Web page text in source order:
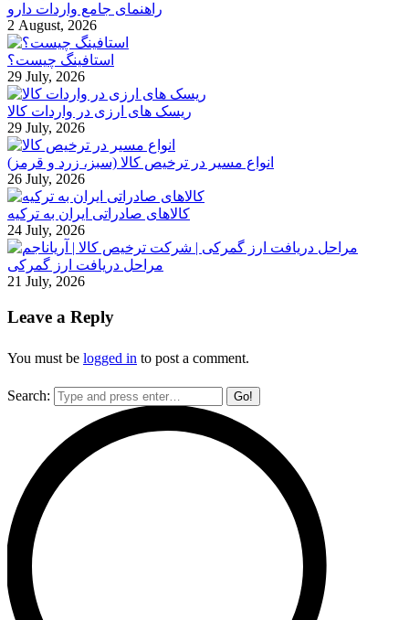
راهنمای جامع واردات دارو
2 August, 2026
استافینگ چیست؟
29 July, 2026
ریسک های ارزی در واردات کالا
29 July, 2026
انواع مسیر در ترخیص کالا (سبز، زرد و قرمز)
26 July, 2026
کالاهای صادراتی ایران به ترکیه
24 July, 2026
مراحل دریافت ارز گمرکی
21 July, 2026
Leave a Reply
You must be logged in to post a comment.
Search: